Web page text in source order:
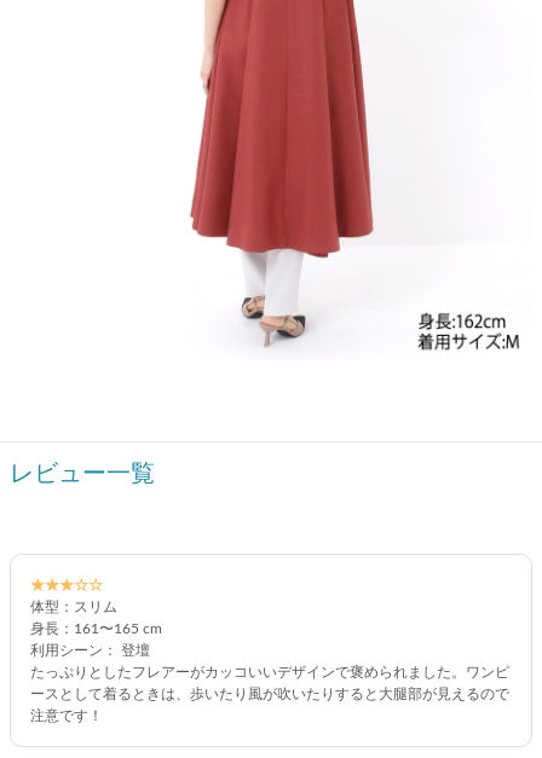
レビュー一覧
★★★☆☆
体型：スリム
身長：161〜165 cm
利用シーン： 登壇
たっぷりとしたフレアーがカッコいいデザインで褒められました。ワンピ
ースとして着るときは、歩いたり風が吹いたりすると大腿部が見えるので
注意です！